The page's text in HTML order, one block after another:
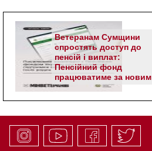
Ветеранам Сумщини
спростять доступ до
пенсій і виплат:
Пенсійний фонд
працюватиме за новим
алгоритмом